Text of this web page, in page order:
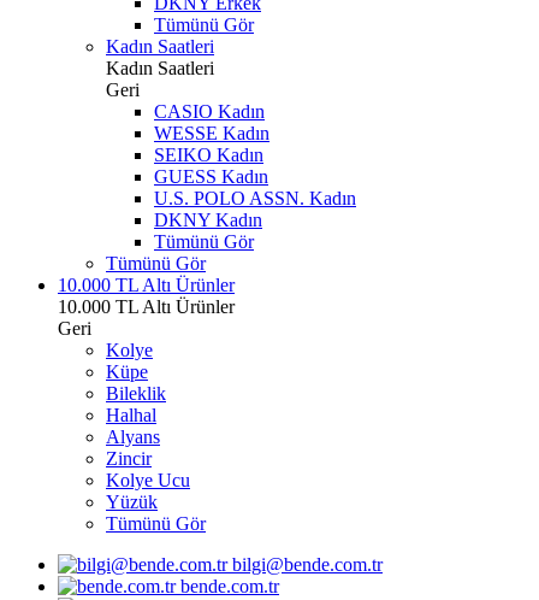
Tümünü Gör
Kadın Saatleri
Kadın Saatleri
Geri
CASIO Kadın
WESSE Kadın
SEIKO Kadın
GUESS Kadın
U.S. POLO ASSN. Kadın
DKNY Kadın
Tümünü Gör
Tümünü Gör
10.000 TL Altı Ürünler
10.000 TL Altı Ürünler
Geri
Kolye
Küpe
Bileklik
Halhal
Alyans
Zincir
Kolye Ucu
Yüzük
Tümünü Gör
bilgi@bende.com.tr
bende.com.tr